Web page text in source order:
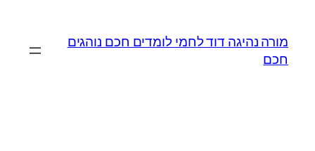
מורה נהיגה דוד לחמי לומדים חכם נוהגים
חכם